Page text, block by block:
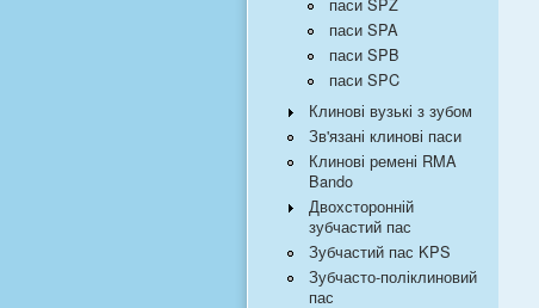
паси SPA
паси SPB
паси SPC
Клинові вузькі з зубом
Зв'язані клинові паси
Клинові ремені RMA
Bando
Двохсторонній
зубчастий пас
Зубчастий пас KPS
Зубчасто-поліклиновий
пас